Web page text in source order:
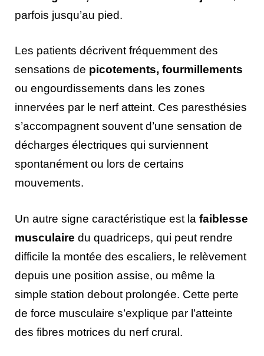
parfois jusqu’au pied.
Les patients décrivent fréquemment des
sensations de picotements, fourmillements
ou engourdissements dans les zones
innervées par le nerf atteint. Ces paresthésies
s’accompagnent souvent d’une sensation de
décharges électriques qui surviennent
spontanément ou lors de certains
mouvements.
Un autre signe caractéristique est la faiblesse
musculaire du quadriceps, qui peut rendre
difficile la montée des escaliers, le relèvement
depuis une position assise, ou même la
simple station debout prolongée. Cette perte
de force musculaire s’explique par l’atteinte
des fibres motrices du nerf crural.